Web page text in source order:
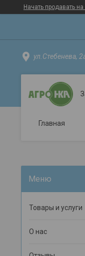
Начать продавать на
ул.Стебенева,
Главная
Товары и услуги
О нас